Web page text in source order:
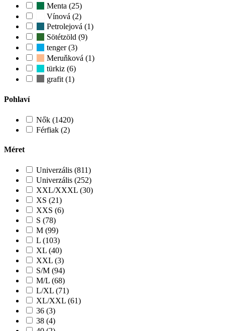
Menta (25)
Vínová (2)
Petrolejová (1)
Sötétzöld (9)
tenger (3)
Meruňková (1)
türkiz (6)
grafit (1)
Pohlaví
Nők (1420)
Férfiak (2)
Méret
Univerzális (811)
Univerzális (252)
XXL/XXXL (30)
XS (21)
XXS (6)
S (78)
M (99)
L (103)
XL (40)
XXL (3)
S/M (94)
M/L (68)
L/XL (71)
XL/XXL (61)
36 (3)
38 (4)